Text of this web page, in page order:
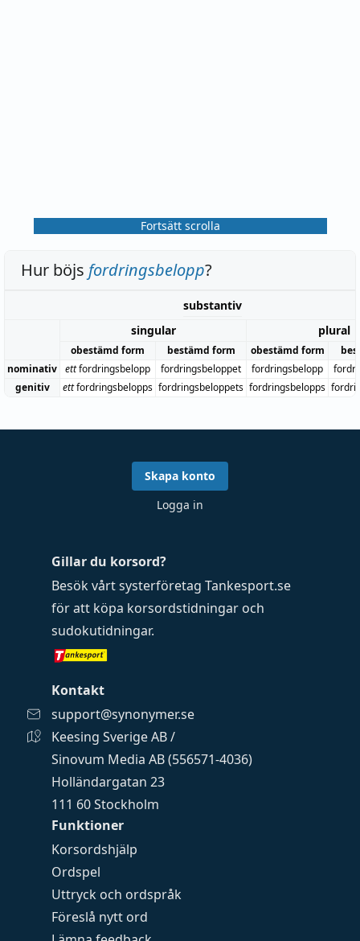
Fortsätt scrolla
Hur böjs fordringsbelopp?
substantiv
singular
plural
obestämd form bestämd form obestämd form
nominativ ettfordringsbelopp fordringsbeloppet fordringsbelopp
genitiv
ettfordringsbelopps fordringsbeloppets fordringsbelopps
Funktioner
Korsordshjälp
Ordspel
Uttryck och ordspråk
Föreslå nytt ord
Gillar du korsord?
Besök vårt systerföretag Tankesport.se
för att köpa korsordstidningar och
sudokutidningar.
Kontakt
support@synonymer.se
Keesing Sverige AB /
Sinovum Media AB (556571-4036)
Holländargatan 23
111 60 Stockholm
Skapa konto
Logga in